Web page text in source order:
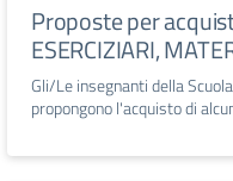
Proposte per
ESERCIZIARI,
Gli/Le insegnanti della
propongono l'acquisto di